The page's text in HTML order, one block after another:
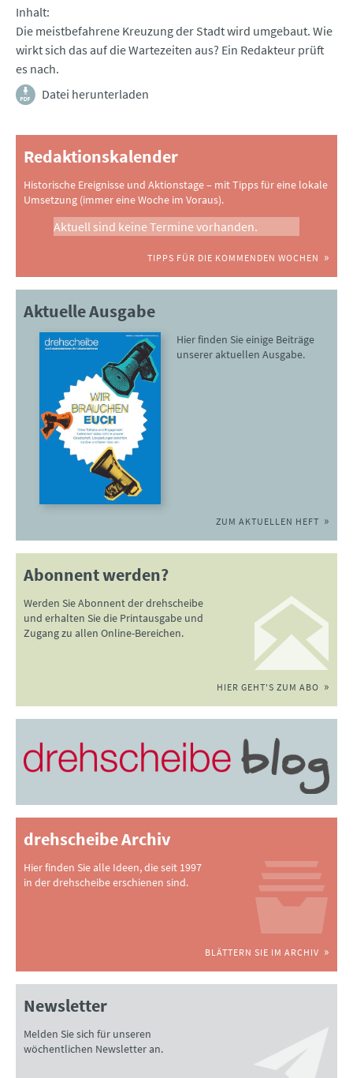
Inhalt
Die meistbefahrene Kreuzung der Stadt wird umgebaut. Wie
wirkt sich das auf die Wartezeiten aus? Ein Redakteur prüft
es nach.
Datei herunterladen
Redaktionskalender
Historische Ereignisse und Aktionstage – mit Tipps für eine lokale
Umsetzung (immer eine Woche im Voraus).
Aktuell sind keine Termine vorhanden.
TIPPS FÜR DIE KOMMENDEN WOCHEN
Aktuelle Ausgabe
Hier finden Sie einige Beiträge
unserer aktuellen Ausgabe.
ZUM AKTUELLEN HEFT
Abonnent werden?
Werden Sie Abonnent der drehscheibe
und erhalten Sie die Printausgabe und
Zugang zu allen Online-Bereichen.
HIER GEHT'S ZUM ABO
drehscheibe Archiv
Hier finden Sie alle Ideen, die seit 1997
in der drehscheibe erschienen sind.
BLÄTTERN SIE IM ARCHIV
Newsletter
Melden Sie sich für unseren
wöchentlichen Newsletter an.